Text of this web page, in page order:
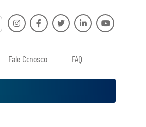
Fale Conosco FAQ